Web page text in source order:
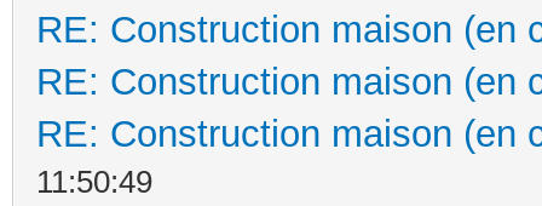
RE: Construction maison (en
RE: Construction maison (en
RE: Construction maison (en
11:50:49